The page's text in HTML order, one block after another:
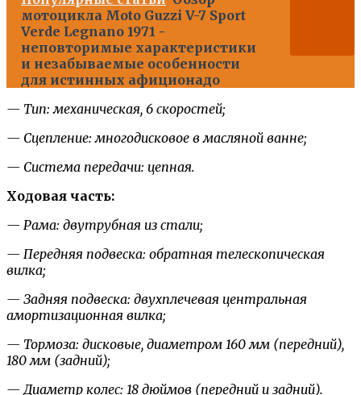
мотоцикла Moto Guzzi V-7 Sport
Verde Legnano 1971 -
неповторимые характеристики
и незабываемые особенности
для истинных афиционадо
— Тип: механическая, 6 скоростей;
— Сцепление: многодисковое в масляной ванне;
— Система передачи: цепная.
Ходовая часть:
— Рама: двутрубная из стали;
— Передняя подвеска: обратная телескопическая
вилка;
— Задняя подвеска: двухплечевая центральная
амортизационная вилка;
— Тормоза: дисковые, диаметром 160 мм (передний),
180 мм (задний);
— Диаметр колес: 18 дюймов (передний и задний).